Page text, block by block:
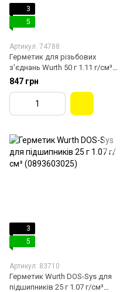
3
5
Артикул: 74788
Герметик для різьбових
з'єднань Wurth 50 г 1.11 г/см³
(0893270050)
847 грн
3
5
Артикул: 83710
Герметик Wurth DOS-Sys для
підшипників 25 г 1.07 г/см³